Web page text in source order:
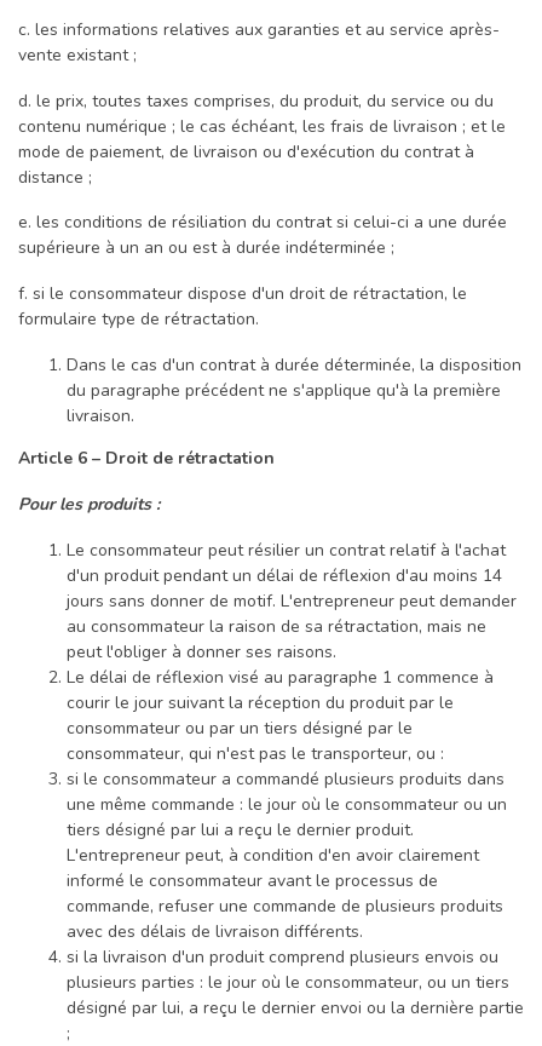
c. les informations relatives aux garanties et au service après-
vente existant ;
d. le prix, toutes taxes comprises, du produit, du service ou du
contenu numérique ; le cas échéant, les frais de livraison ; et le
mode de paiement, de livraison ou d'exécution du contrat à
distance ;
e. les conditions de résiliation du contrat si celui-ci a une durée
supérieure à un an ou est à durée indéterminée ;
f. si le consommateur dispose d'un droit de rétractation, le
formulaire type de rétractation.
Dans le cas d'un contrat à durée déterminée, la disposition
du paragraphe précédent ne s'applique qu'à la première
livraison.
Article 6 – Droit de rétractation
Pour les produits :
Le consommateur peut résilier un contrat relatif à l'achat
d'un produit pendant un délai de réflexion d'au moins 14
jours sans donner de motif. L'entrepreneur peut demander
au consommateur la raison de sa rétractation, mais ne
peut l'obliger à donner ses raisons.
Le délai de réflexion visé au paragraphe 1 commence à
courir le jour suivant la réception du produit par le
consommateur ou par un tiers désigné par le
consommateur, qui n'est pas le transporteur, ou :
si le consommateur a commandé plusieurs produits dans
une même commande : le jour où le consommateur ou un
tiers désigné par lui a reçu le dernier produit.
L'entrepreneur peut, à condition d'en avoir clairement
informé le consommateur avant le processus de
commande, refuser une commande de plusieurs produits
avec des délais de livraison différents.
si la livraison d'un produit comprend plusieurs envois ou
plusieurs parties : le jour où le consommateur, ou un tiers
désigné par lui, a reçu le dernier envoi ou la dernière partie
;